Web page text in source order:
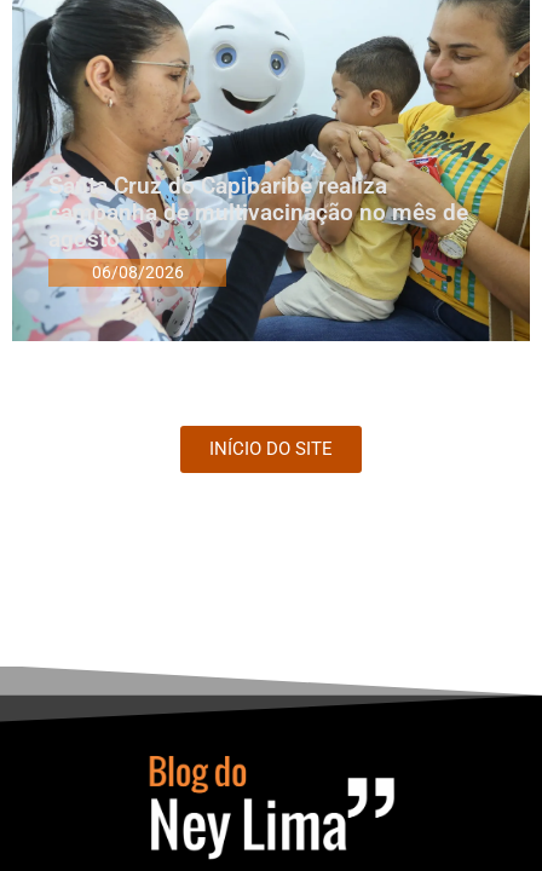
Santa Cruz do Capibaribe realiza
campanha de multivacinação no mês de
agosto
06/08/2026
INÍCIO DO SITE